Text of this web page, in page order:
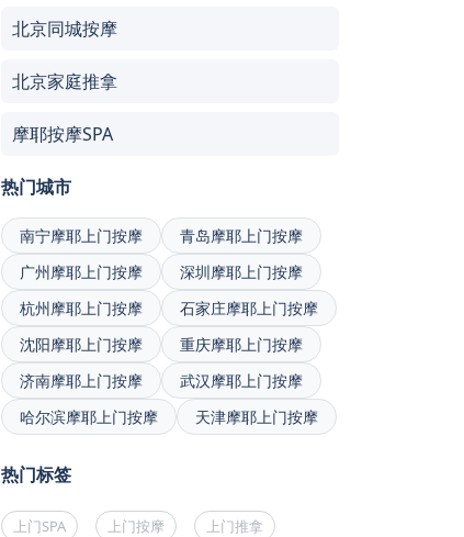
北京同城按摩
北京家庭推拿
摩耶按摩SPA
热门城市
南宁摩耶上门按摩
青岛摩耶上门按摩
广州摩耶上门按摩
深圳摩耶上门按摩
杭州摩耶上门按摩
石家庄摩耶上门按摩
沈阳摩耶上门按摩
重庆摩耶上门按摩
济南摩耶上门按摩
武汉摩耶上门按摩
哈尔滨摩耶上门按摩
天津摩耶上门按摩
热门标签
上门SPA 上门按摩 上门推拿